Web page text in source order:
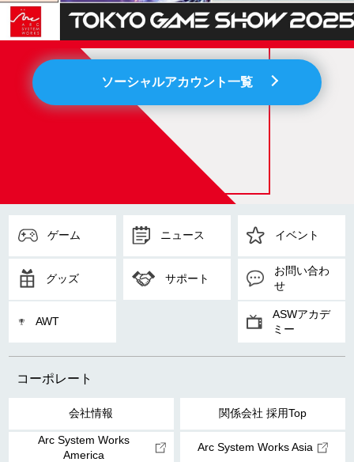
ソーシャルアカウント一覧
ゲーム ニュース イベント
グッズ サポート
お問い合わ
せ
AWT
ASWアカデ
ミー
コーポレート
会社情報 関係会社 採用Top
Arc System Works
America
Arc System Works Asia